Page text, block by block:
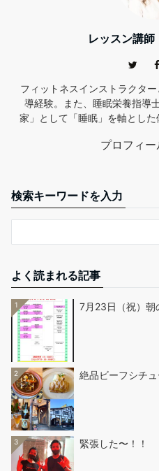
レッスン講師
フィットネスインストラクタ
導経験。また、睡眠栄養指導
家」として「睡眠」を軸とした
プロフィ
検索キーワードを入力
よく読まれる記事
1 7月23日（祝）朝
2 絶品ビーフシチ
3 緊張した〜！！